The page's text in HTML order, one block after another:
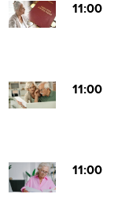
11:00
11:00
11:00